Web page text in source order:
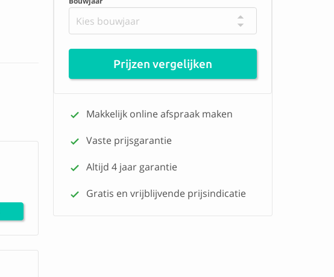
Kies bouwjaar
Prijzen vergelijken
Makkelijk online afspraak maken
Vaste prijsgarantie
Altijd 4 jaar garantie
Gratis en vrijblijvende prijsindicatie